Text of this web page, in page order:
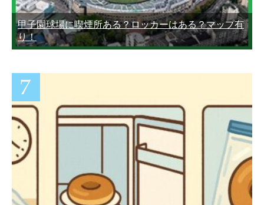
甲子園球場に喫煙所ある？ロッカーはある？マップ有
り！